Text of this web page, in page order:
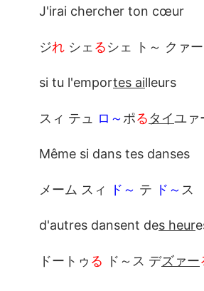
J'irai chercher ton cœur
ジれ シェ るシェ ト～ クァー
si tu l'emportes ailleurs
スィ テュ ロ～ ポるタイユァ
Même si dans tes danses
メーム スィ ド～ テ ド～ ス
d'autres dansent des heur
ドートゥ る ド～ス デズァー